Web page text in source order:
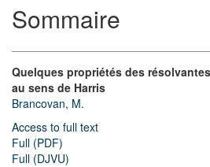
Sommaire
Quelques propriétés des
au sens de Harris
Brancovan, M.
Access to full text
Full (PDF)
Full (DJVU)